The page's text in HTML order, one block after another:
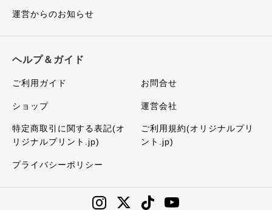
運営からのお知らせ
ヘルプ＆ガイド
ご利用ガイド お問合せ
ショップ 運営会社
特定商取引に関する表記(オ
リジナルプリント.jp)
ご利用規約(オリジナルプリ
ント.jp)
プライバシーポリシー